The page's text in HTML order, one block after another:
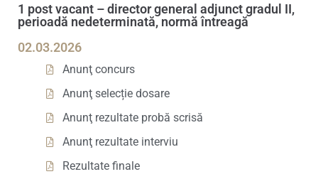
1 post vacant – director general adjunct gradul II,
perioadă nedeterminată, normă întreagă
02.03.2026
Anunţ concurs
Anunţ selecție dosare
Anunţ rezultate probă scrisă
Anunţ rezultate interviu
Rezultate finale